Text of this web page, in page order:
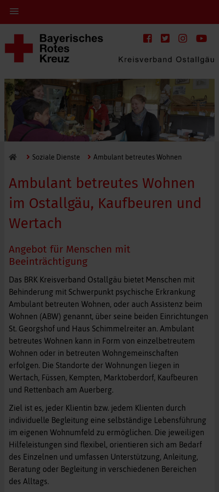
Soziale Dienste Ambulant betreutes Wohnen
Ambulant betreutes Wohnen
im Ostallgäu, Kaufbeuren und
Wertach
Angebot für Menschen mit
Beeinträchtigung
Das BRK Kreisverband Ostallgäu bietet Menschen mit
Behinderung mit Schwerpunkt psychische Erkrankung
Ambulant betreuten Wohnen, oder auch Assistenz beim
Wohnen (ABW) genannt, über seine beiden Einrichtungen
St. Georgshof und Haus Schimmelreiter an. Ambulant
betreutes Wohnen kann in Form von einzelbetreutem
Wohnen oder in betreuten Wohngemeinschaften
erfolgen. Die Standorte der Wohnungen liegen in
Wertach, Füssen, Kempten, Marktoberdorf, Kaufbeuren
und Rettenbach am Auerberg.
Ziel ist es, jeder Klientin bzw. jedem Klienten durch
individuelle Begleitung eine selbständige Lebensführung
im eigenen Wohnumfeld zu ermöglichen. Die jeweiligen
Hilfeleistungen sind flexibel, orientieren sich am Bedarf
des Einzelnen und umfassen Unterstützung, Anleitung,
Beratung oder Begleitung in verschiedenen Bereichen
des Alltags.